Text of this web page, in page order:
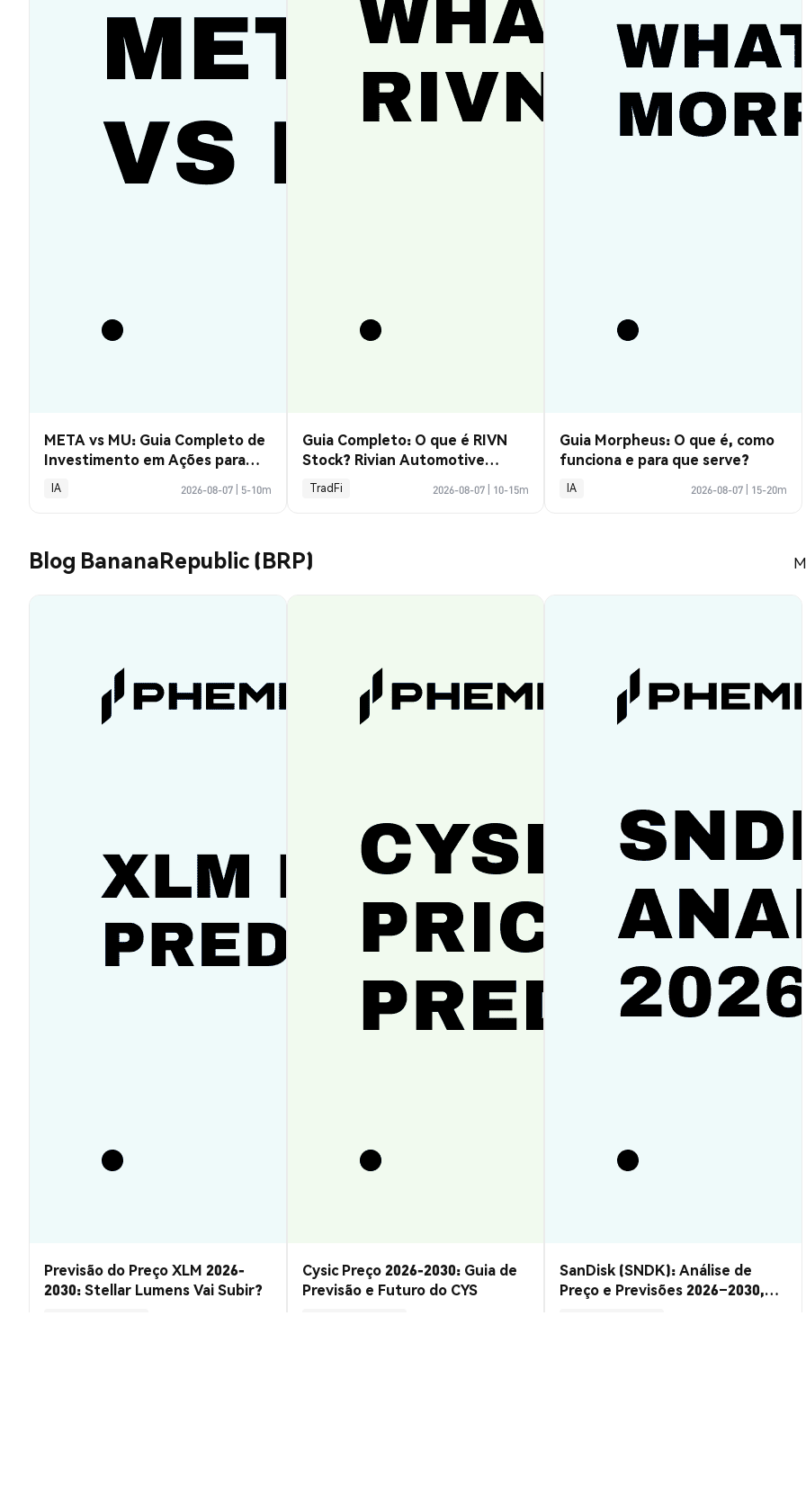
META vs MU: Guia Completo de
Investimento em Ações para
2026
IA 2026-08-07 5-10m
Guia Completo: O que é RIVN
Stock? Rivian Automotive
Explicado
TradFi 2026-08-07 10-15m
Guia Morpheus: O que é, como
funciona e para que serve?
IA 2026-08-07 15-20m
Blog BananaRepublic (BRP)
Previsão do Preço XLM 2026-
2030: Stellar Lumens Vai Subir?
Cysic Preço 2026-2030: Guia de
Previsão e Futuro do CYS
SanDisk (SNDK): Análise de
Preço e Previsões 2026–2030,